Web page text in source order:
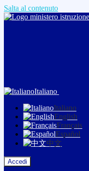
Salta al contenuto
Italiano
Italiano
English
Français
Español
中文
Accedi